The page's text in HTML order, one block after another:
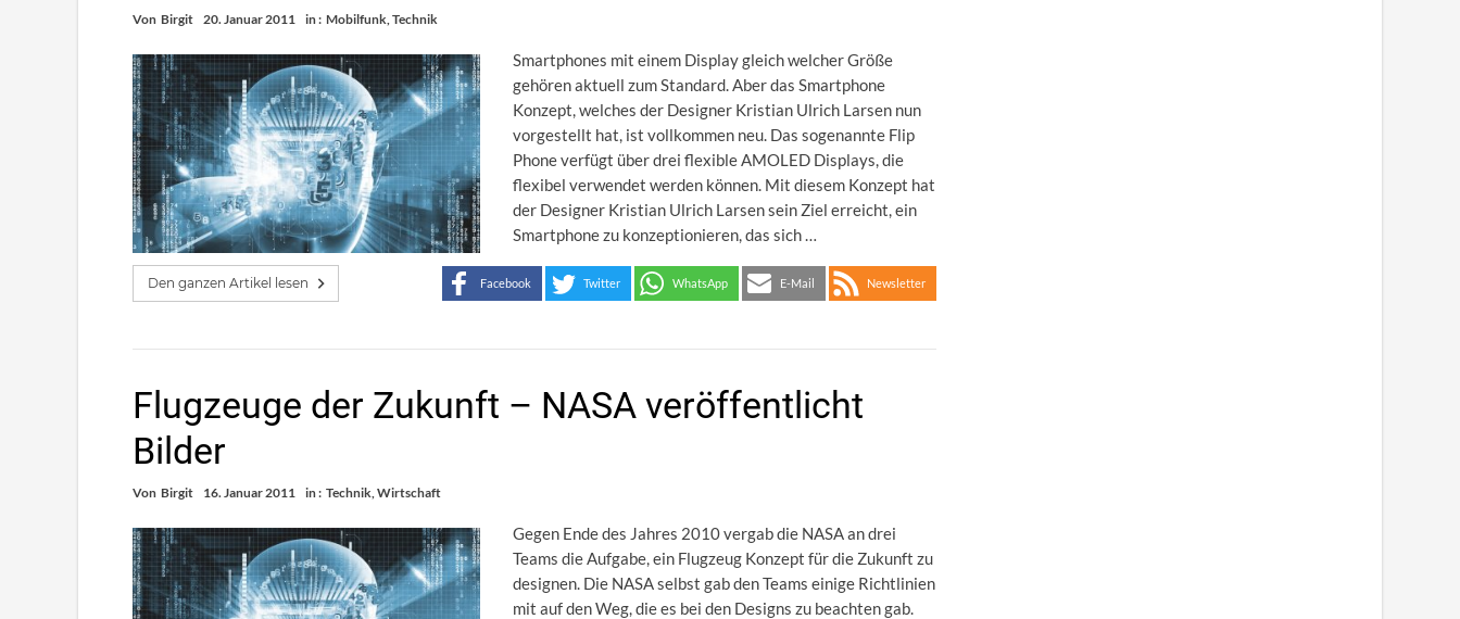
Von Birgit 20. Januar 2011 in : Mobilfunk,Technik
Smartphones mit einem Display gleich welcher Größe
gehören aktuell zum Standard. Aber das Smartphone
Konzept, welches der Designer Kristian Ulrich Larsen nun
vorgestellt hat, ist vollkommen neu. Das sogenannte Flip
Phone verfügt über drei flexible AMOLED Displays, die
flexibel verwendet werden können. Mit diesem Konzept hat
der Designer Kristian Ulrich Larsen sein Ziel erreicht, ein
Smartphone zu konzeptionieren, das sich …
Den ganzen Artikel lesen Facebook Twitter WhatsApp E-Mail Newsletter
Flugzeuge der Zukunft – NASA veröffentlicht
Bilder
Von Birgit 16. Januar 2011 in : Technik,Wirtschaft
Gegen Ende des Jahres 2010 vergab die NASA an drei
Teams die Aufgabe, ein Flugzeug Konzept für die Zukunft zu
designen. Die NASA selbst gab den Teams einige Richtlinien
mit auf den Weg, die es bei den Designs zu beachten gab.